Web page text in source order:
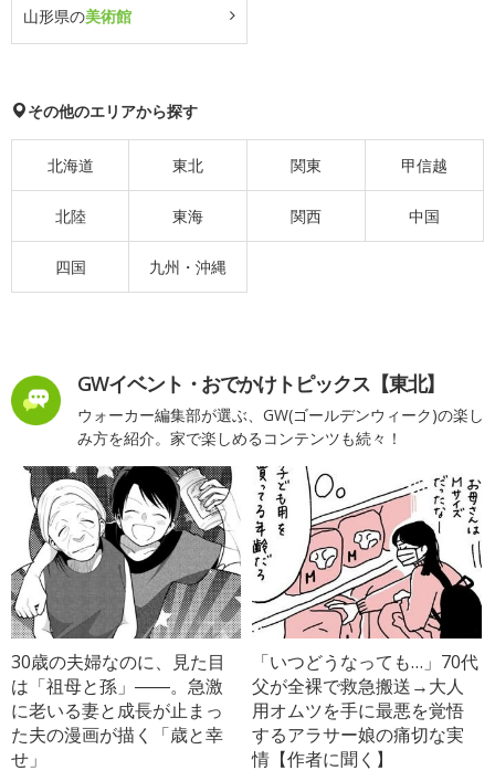
山形県の美術館
その他のエリアから探す
北海道 東北 関東 甲信越
北陸 東海 関西 中国
四国 九州・沖縄
GWイベント・おでかけトピックス【東北】
ウォーカー編集部が選ぶ、GW(ゴールデンウィーク)の楽し
み方を紹介。家で楽しめるコンテンツも続々！
30歳の夫婦なのに、見た目
は「祖母と孫」――。急激
に老いる妻と成長が止まっ
た夫の漫画が描く「歳と幸
せ」
「いつどうなっても…」70代
父が全裸で救急搬送→大人
用オムツを手に最悪を覚悟
するアラサー娘の痛切な実
情【作者に聞く】